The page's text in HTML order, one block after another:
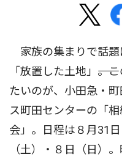
家族の集まりで話題
「放置した土地」――
たいのが、小田急・
ス町田センターの「
会」。日程は８月31
（土）・８日（日）